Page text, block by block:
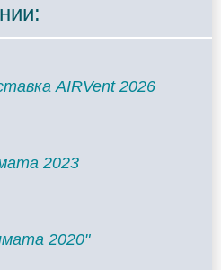
AIRVent 2026
2023
2020"